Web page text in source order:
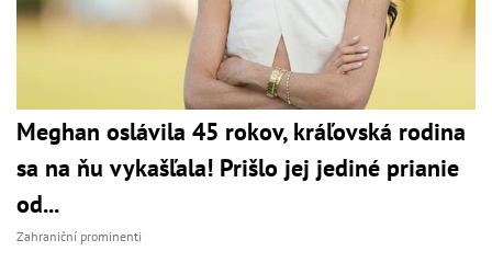
Meghan oslávila 45 rokov, kráľovská rodina
sa na ňu vykašľala! Prišlo jej jediné prianie
od...
Zahraniční prominenti